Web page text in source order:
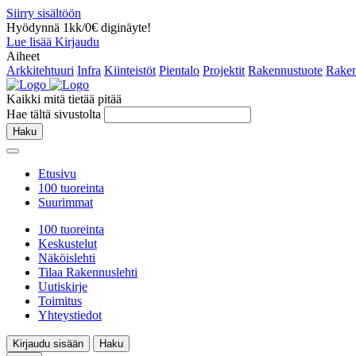
Siirry sisältöön
Hyödynnä 1kk/0€ diginäyte!
Lue lisää Kirjaudu
Aiheet
Arkkitehtuuri Infra Kiinteistöt Pientalo Projektit Rakennustuote
Kaikki mitä tietää pitää
Hae tältä sivustolta
Haku
Etusivu
100 tuoreinta
Suurimmat
100 tuoreinta
Keskustelut
Näköislehti
Tilaa Rakennuslehti
Uutiskirje
Toimitus
Yhteystiedot
Kirjaudu sisään
Haku